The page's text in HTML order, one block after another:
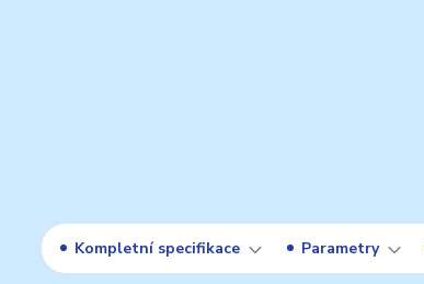
Kompletní specifikace Parametry